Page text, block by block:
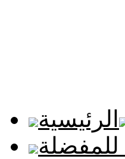
الرئيسية
للمفضلة